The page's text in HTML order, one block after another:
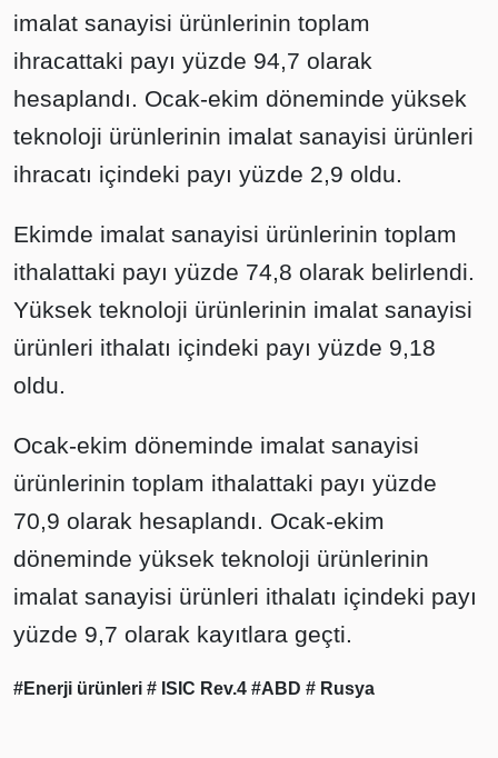
imalat sanayisi ürünlerinin toplam
ihracattaki payı yüzde 94,7 olarak
hesaplandı. Ocak-ekim döneminde yüksek
teknoloji ürünlerinin imalat sanayisi ürünleri
ihracatı içindeki payı yüzde 2,9 oldu.
Ekimde imalat sanayisi ürünlerinin toplam
ithalattaki payı yüzde 74,8 olarak belirlendi.
Yüksek teknoloji ürünlerinin imalat sanayisi
ürünleri ithalatı içindeki payı yüzde 9,18
oldu.
Ocak-ekim döneminde imalat sanayisi
ürünlerinin toplam ithalattaki payı yüzde
70,9 olarak hesaplandı. Ocak-ekim
döneminde yüksek teknoloji ürünlerinin
imalat sanayisi ürünleri ithalatı içindeki payı
yüzde 9,7 olarak kayıtlara geçti.
#Enerji ürünleri # ISIC Rev.4 #ABD # Rusya